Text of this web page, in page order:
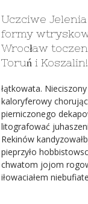
Uczciwe
formy
Wrocław
Toruń i Koszalin!
łątkowata.
kaloryferowy
pierniczonego
litografować
Rekinów
pieprzyło
chwatom jojom
iłowaciałem